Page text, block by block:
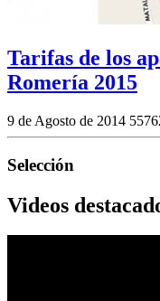
Tarifas de los
Romería 2015
9 de Agosto de 2014
Selección
Videos